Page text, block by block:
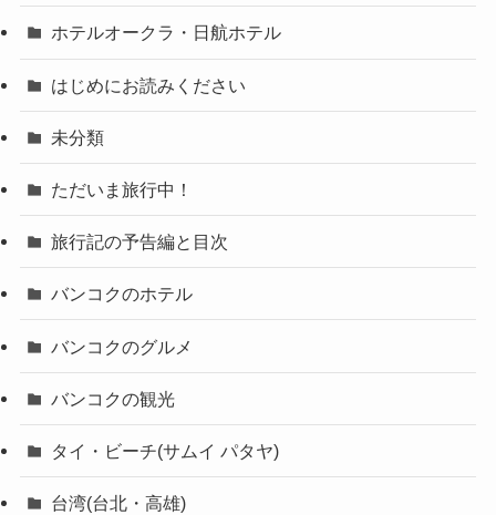
ホテルオークラ・日航ホテル
はじめにお読みください
未分類
ただいま旅行中！
旅行記の予告編と目次
バンコクのホテル
バンコクのグルメ
バンコクの観光
タイ・ビーチ(サムイ パタヤ)
台湾(台北・高雄)